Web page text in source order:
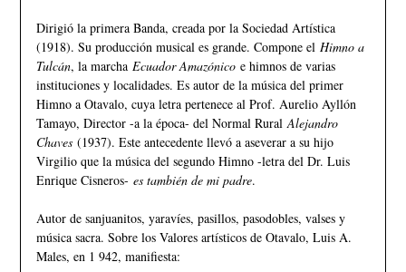
Dirigió la primera Banda, creada por la Sociedad Artística
(1918). Su producción musical es grande. Compone el Himno a
Tulcán, la marcha Ecuador Amazónicoe himnos de varias
instituciones y localidades. Es autor de la música del primer
Himno a Otavalo, cuya letra pertenece al Prof. Aurelio Ayllón
Tamayo, Director -a la época- del Normal RuralAlejandro
Chaves(1937). Este antecedente llevó a aseverar a su hijo
Virgilio que la música del segundo Himno -letra del Dr. Luis
Enrique Cisneros- es también de mi padre.
Autor de sanjuanitos, yaravíes, pasillos, pasodobles, valses y
música sacra. Sobre los Valores artísticos de Otavalo, Luis A.
Males, en 1 942, manifiesta: